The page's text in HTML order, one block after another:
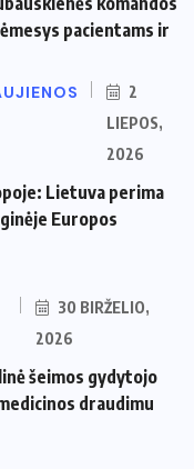
pacientams ir
2
LIEPOS,
2026
Lietuva perima
Europos
30 BIRŽELIO,
2026
šeimos gydytojo
draudimu